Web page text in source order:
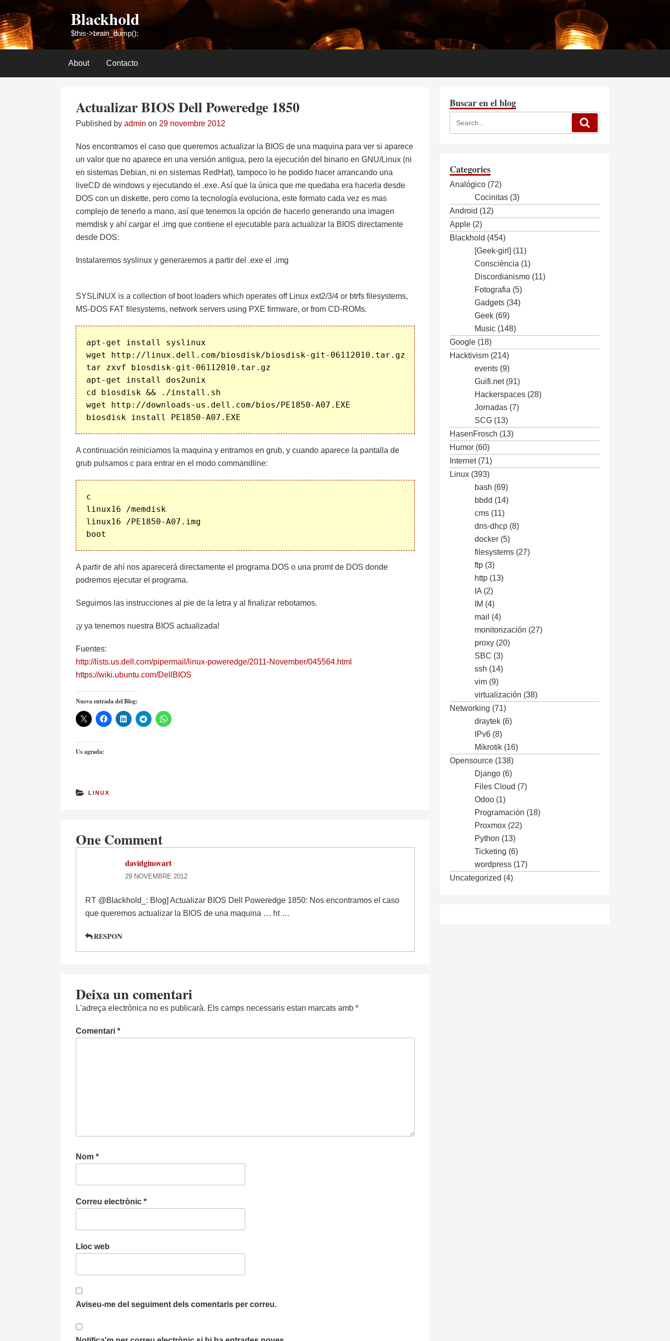
to
content
Blackhold
$this->brain_dump();
About Contacto
Actualizar BIOS Dell Poweredge 1850
Published by admin on 29 novembre 2012
Nos encontramos el caso que queremos actualizar la BIOS de una maquina para ver si aparece
un valor que no aparece en una versión antigua, pero la ejecución del binario en GNU/Linux (ni
en sistemas Debian, ni en sistemas RedHat), tampoco lo he podido hacer arrancando una
liveCD de windows y ejecutando el .exe. Así que la única que me quedaba era hacerla desde
DOS con un diskette, pero como la tecnología evoluciona, este formato cada vez es mas
complejo de tenerlo a mano, así que tenemos la opción de hacerlo generando una imagen
memdisk y ahí cargar el .img que contiene el ejecutable para actualizar la BIOS directamente
desde DOS:
Instalaremos syslinux y generaremos a partir del .exe el .img
SYSLINUX is a collection of boot loaders which operates off Linux ext2/3/4 or btrfs filesystems,
MS-DOS FAT filesystems, network servers using PXE firmware, or from CD-ROMs.
apt-get install syslinux
wget http://linux.dell.com/biosdisk/biosdisk-git-06112010.tar.gz
tar zxvf biosdisk-git-06112010.tar.gz
apt-get install dos2unix
cd biosdisk && ./install.sh
wget http://downloads-us.dell.com/bios/PE1850-A07.EXE
A continuación reiniciamos la maquina y entramos en grub, y cuando aparece la pantalla de
grub pulsamos c para entrar en el modo commandline:
c
linux16 /memdisk
linux16 /PE1850-A07.img
A partir de ahí nos aparecerá directamente el programa DOS o una promt de DOS donde
podremos ejecutar el programa.
Seguimos las instrucciones al pie de la letra y al finalizar rebotamos.
¡y ya tenemos nuestra BIOS actualizada!
Fuentes:
http://lists.us.dell.com/pipermail/linux-poweredge/2011-November/045564.html
https://wiki.ubuntu.com/DellBIOS
Nueva entrada del Blog:
Us agrada:
LINUX
One Comment
davidginovart
29 NOVEMBRE 2012
RT @Blackhold_: Blog] Actualizar BIOS Dell Poweredge 1850: Nos encontramos el caso
que queremos actualizar la BIOS de una maquina … ht …
RESPON
Deixa un comentari
L'adreça electrònica no es publicarà. Els camps necessaris estan marcats amb *
Comentari *
Nom *
Correu electrònic *
Lloc web
Aviseu-me del seguiment dels comentaris per correu.
Buscar en el blog
Categories
Analógico (72)
Cocinitas (3)
Android (12)
Apple (2)
Blackhold (454)
[Geek-girl] (11)
Consciència (1)
Discordianismo (11)
Fotografia (5)
Gadgets (34)
Geek (69)
Music (148)
Google (18)
Hacktivism (214)
events (9)
Guifi.net(91)
Hackerspaces (28)
Jornadas (7)
SCG (13)
HasenFrosch (13)
Humor (60)
Internet(71)
Linux (393)
bash (69)
bbdd (14)
cms (11)
dns-dhcp (8)
docker (5)
filesystems (27)
ftp (3)
http (13)
IA (2)
IM (4)
mail (4)
monitorización (27)
proxy (20)
SBC (3)
ssh (14)
vim (9)
virtualización (38)
Networking (71)
draytek (6)
IPv6 (8)
Mikrotik (16)
Opensource (138)
Django (6)
Files Cloud (7)
Odoo (1)
Programación (18)
Proxmox (22)
Python (13)
Ticketing (6)
wordpress (17)
Uncategorized (4)